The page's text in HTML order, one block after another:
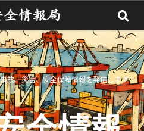
故、災害、安全保障情報を発信します